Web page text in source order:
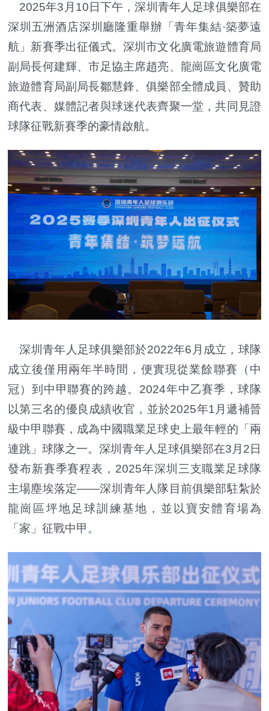
2025年3月10日下午，深圳青年人足球俱樂部在
深圳五洲酒店深圳廳隆重舉辦「青年集結·築夢遠
航」新賽季出征儀式。深圳市文化廣電旅遊體育局
副局長何建輝、市足協主席趙亮、龍崗區文化廣電
旅遊體育局副局長鄒慧鋒、俱樂部全體成員、贊助
商代表、媒體記者與球迷代表齊聚一堂，共同見證
球隊征戰新賽季的豪情啟航。
深圳青年人足球俱樂部於2022年6月成立，球隊
成立後僅用兩年半時間，便實現從業餘聯賽（中
冠）到中甲聯賽的跨越。2024年中乙賽季，球隊
以第三名的優良成績收官，並於2025年1月遞補晉
級中甲聯賽，成為中國職業足球史上最年輕的「兩
連跳」球隊之一‌。深圳青年人足球俱樂部在3月2日
發布新賽季賽程表，2025年深圳三支職業足球隊
主場塵埃落定——深圳青年人隊目前俱樂部駐紮於
龍崗區坪地足球訓練基地，並以寶安體育場為
「家」征戰中甲。